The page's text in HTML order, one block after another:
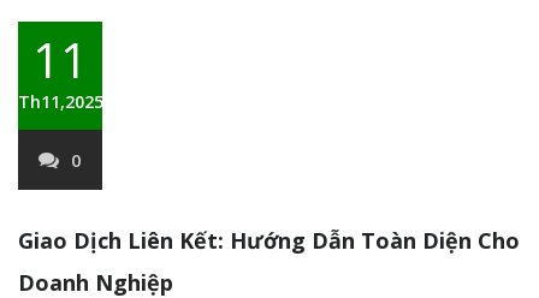
11
Th11,2025
0
Giao Dịch Liên Kết: Hướng Dẫn Toàn Diện Cho
Doanh Nghiệp